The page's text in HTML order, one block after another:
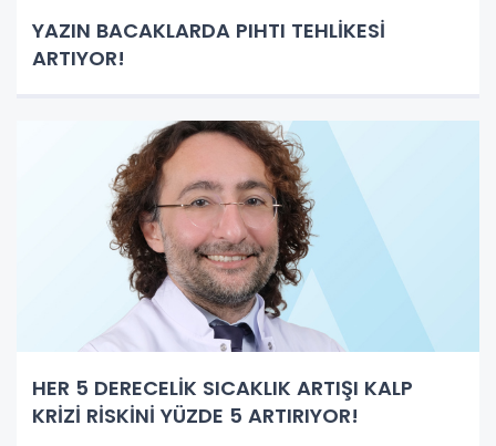
YAZIN BACAKLARDA PIHTI TEHLİKESİ
ARTIYOR!
HER 5 DERECELİK SICAKLIK ARTIŞI KALP
KRİZİ RİSKİNİ YÜZDE 5 ARTIRIYOR!